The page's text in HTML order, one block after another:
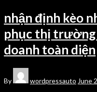
nhận định kèo
phục thị trường
doanh toàn diện
By wordpressauto June